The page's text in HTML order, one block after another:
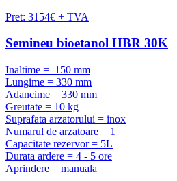
Pret: 3154€ + TVA
Semineu bioetanol HBR 30K
Inaltime = 150 mm
Lungime = 330 mm
Adancime = 330 mm
Greutate = 10 kg
Suprafata arzatorului = inox
Numarul de arzatoare = 1
Capacitate rezervor = 5L
Durata ardere = 4 - 5 ore
Aprindere = manuala